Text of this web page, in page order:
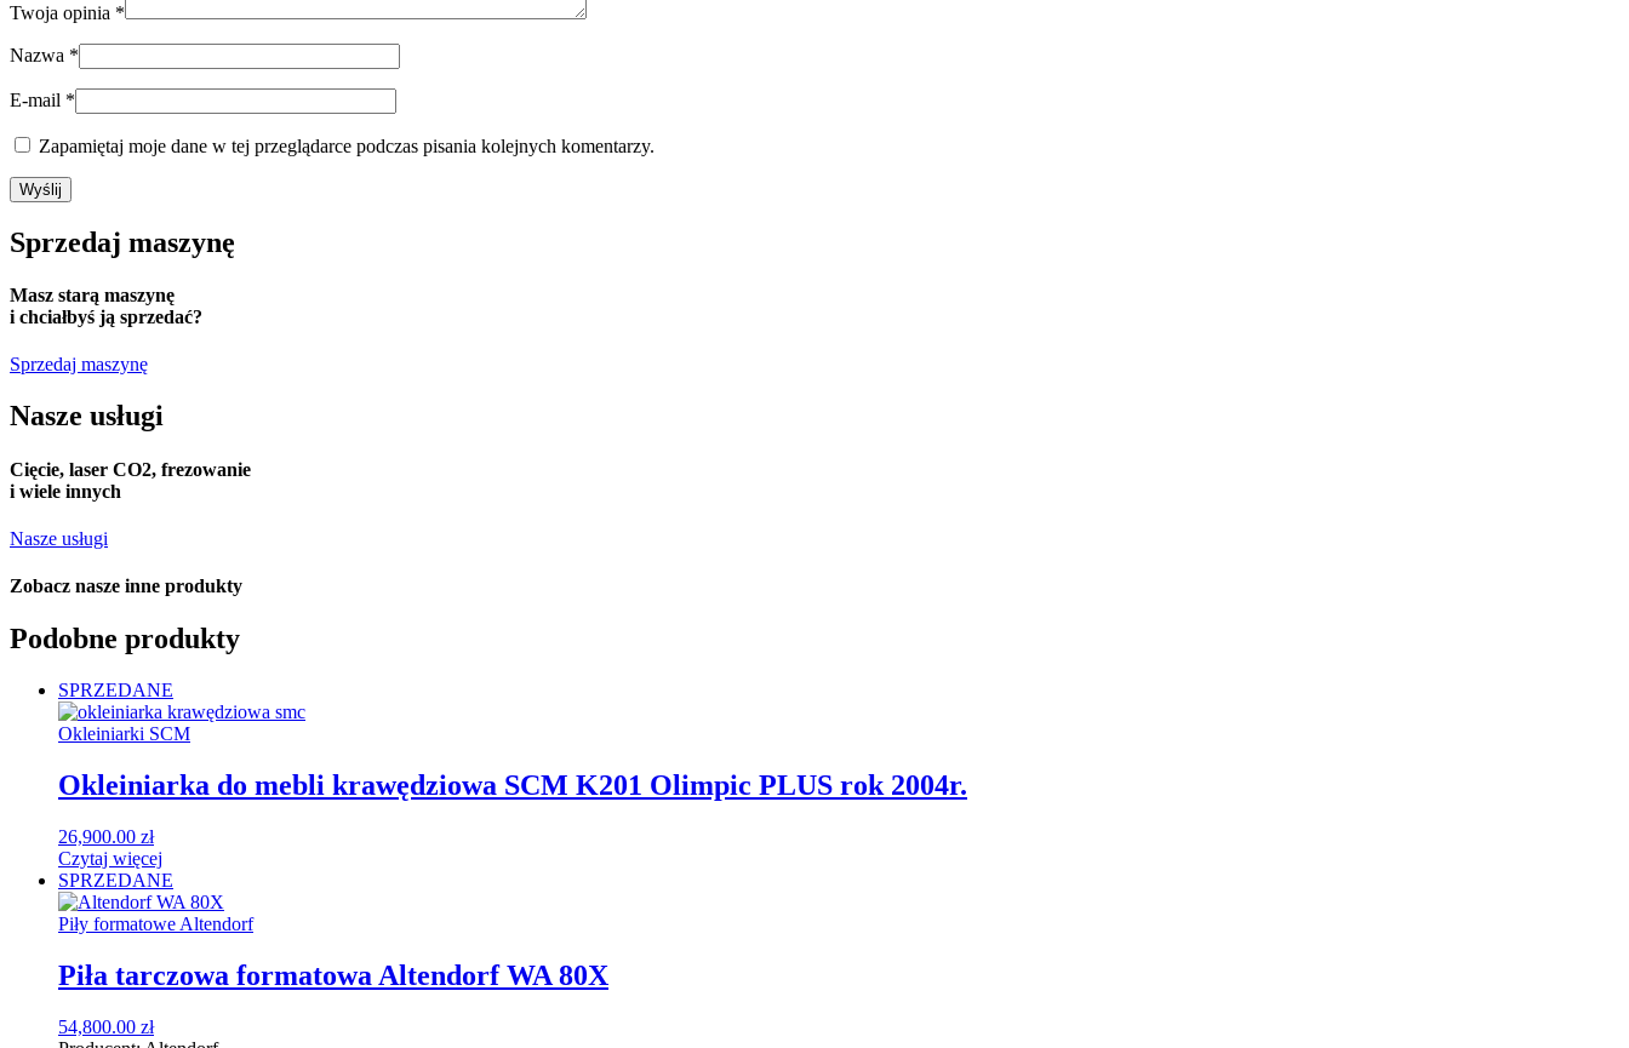
Twoja opinia *
Nazwa *
E-mail *
Zapamiętaj moje dane w tej przeglądarce podczas pisania kolejnych komentarzy.
Sprzedaj maszynę
Masz starą maszynę
i chciałbyś ją sprzedać?
Sprzedaj maszynę
Nasze usługi
Cięcie, laser CO2, frezowanie
i wiele innych
Nasze usługi
Zobacz nasze inne produkty
Podobne produkty
SPRZEDANE
Okleiniarki SCM
Okleiniarka do mebli krawędziowa SCM K201 Olimpic PLUS rok 2004r.
26,900.00 zł
Czytaj więcej
SPRZEDANE
Piły formatowe Altendorf
Piła tarczowa formatowa Altendorf WA 80X
54,800.00 zł